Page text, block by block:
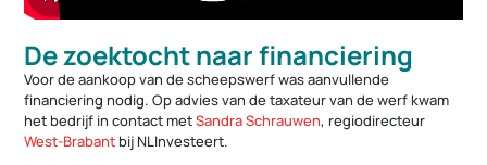
De zoektocht naar financiering
Voor de aankoop van de scheepswerf was aanvullende
financiering nodig. Op advies van de taxateur van de werf kwam
het bedrijf in contact metSandra Schrauwen, regiodirecteur
West-Brabant bij NLInvesteert.